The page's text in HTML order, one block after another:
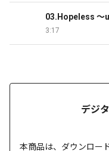
03.Hopeless ～
3:17
デジ
本商品は、 ダウンロー